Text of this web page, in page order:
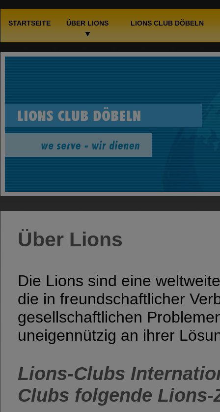
STARTSEITE ÜBER LIONS LIONS CLUB DÖBELN
Über Lions
Die Lions sind eine
die in freundschaftlicher
gesellschaftlichen
uneigennützig an ihrer
Lions-Clubs
Clubs folgende Lions-